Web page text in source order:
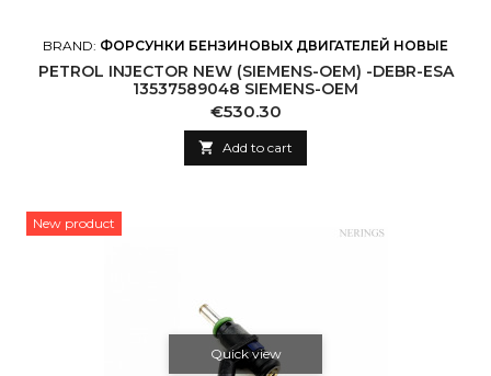
BRAND: ФОРСУНКИ БЕНЗИНОВЫХ ДВИГАТЕЛЕЙ НОВЫЕ
PETROL INJECTOR NEW (SIEMENS-OEM) -DEBR-ESA
13537589048 SIEMENS-OEM
Price
€530.30
 Add to cart
New product
Quick view